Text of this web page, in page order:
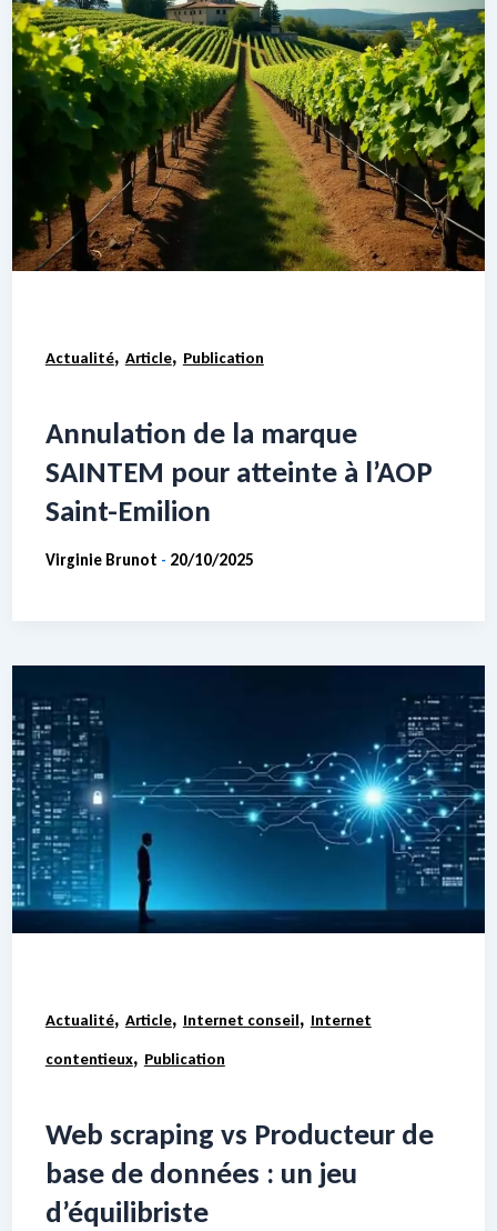
Actualité, Article, Publication
Annulation de la marque
SAINTEM pour atteinte à l’AOP
Saint-Emilion
Virginie Brunot - 20/10/2025
Actualité, Article, Internet conseil, Internet
contentieux, Publication
Web scraping vs Producteur de
base de données : un jeu
d’équilibriste